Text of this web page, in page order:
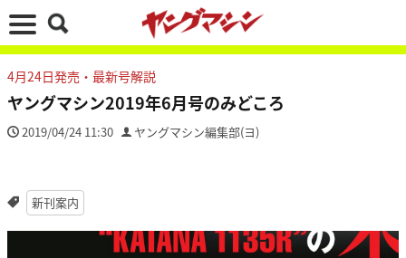
4月24日発売・最新号解説
ヤングマシン2019年6月号のみどころ
2019/04/24 11:30 ヤングマシン編集部(ヨ)
新刊案内